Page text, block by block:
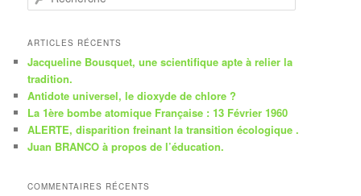
e
h
r
c
h
e
ARTICLES RÉCENTS
Jacqueline Bousquet, une scientifique apte à relier la
tradition.
Antidote universel, le dioxyde de chlore ?
La 1ère bombe atomique Française : 13 Février 1960
ALERTE, disparition freinant la transition écologique .
Juan BRANCO à propos de l’éducation.
COMMENTAIRES RÉCENTS